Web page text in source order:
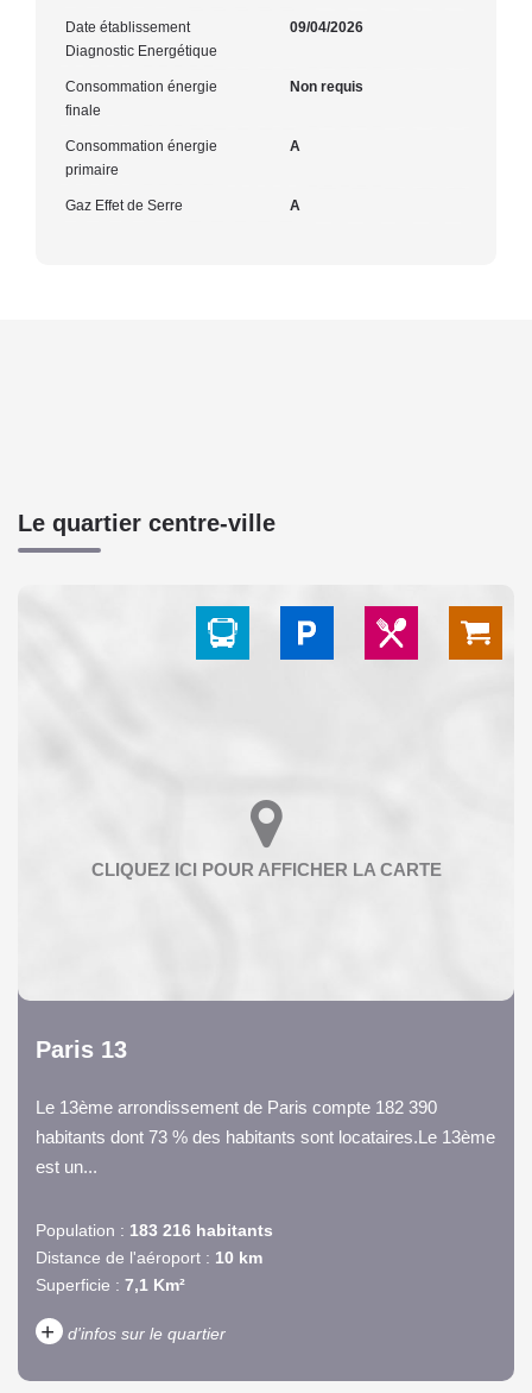
Date établissement
Diagnostic Energétique
09/04/2026
Consommation énergie
finale
Non requis
Consommation énergie
primaire
A
Gaz Effet de Serre A
Le quartier centre-ville
Paris 13
Le 13ème arrondissement de Paris compte 182 390
habitants dont 73 % des habitants sont locataires.Le 13ème
est un...
Population : 183 216 habitants
Distance de l'aéroport : 10 km
Superficie : 7,1 Km²
+ d'infos sur le quartier